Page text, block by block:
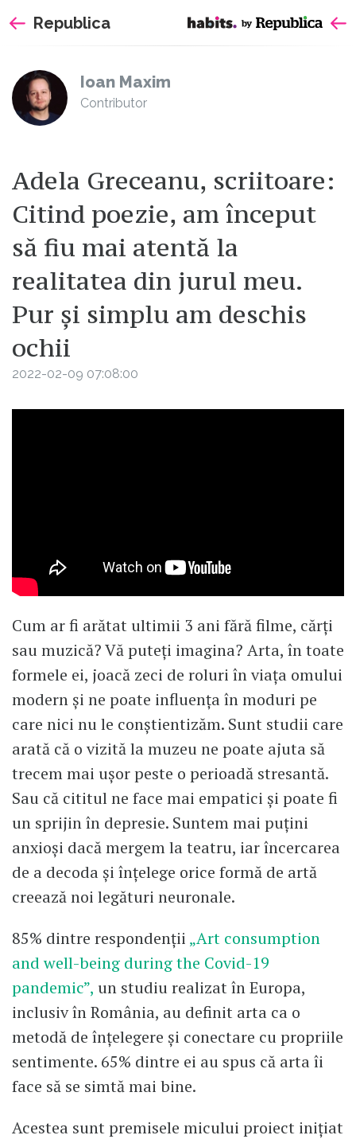
Republica
Ioan Maxim
Contributor
Adela Greceanu, scriitoare:
Citind poezie, am început
să fiu mai atentă la
realitatea din jurul meu.
Pur și simplu am deschis
ochii
2022-02-09 07:08:00
Cum ar fi arătat ultimii 3 ani fără filme, cărți
sau muzică? Vă puteți imagina? Arta, în toate
formele ei, joacă zeci de roluri în viața omului
modern și ne poate influența în moduri pe
care nici nu le conștientizăm. Sunt studii care
arată că o vizită la muzeu ne poate ajuta să
trecem mai ușor peste o perioadă stresantă.
Sau că cititul ne face mai empatici și poate fi
un sprijin în depresie. Suntem mai puțini
anxioși dacă mergem la teatru, iar încercarea
de a decoda și înțelege orice formă de artă
creează noi legături neuronale.
85% dintre respondenții „Art consumption
and well-being during the Covid-19
pandemic”, un studiu realizat în Europa,
inclusiv în România, au definit arta ca o
metodă de înțelegere și conectare cu propriile
sentimente. 65% dintre ei au spus că arta îi
face să se simtă mai bine.
Acestea sunt premisele micului proiect inițiat